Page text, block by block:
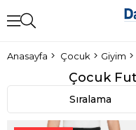
Anasayfa Çocuk Giyim
Çocuk
Sıralama